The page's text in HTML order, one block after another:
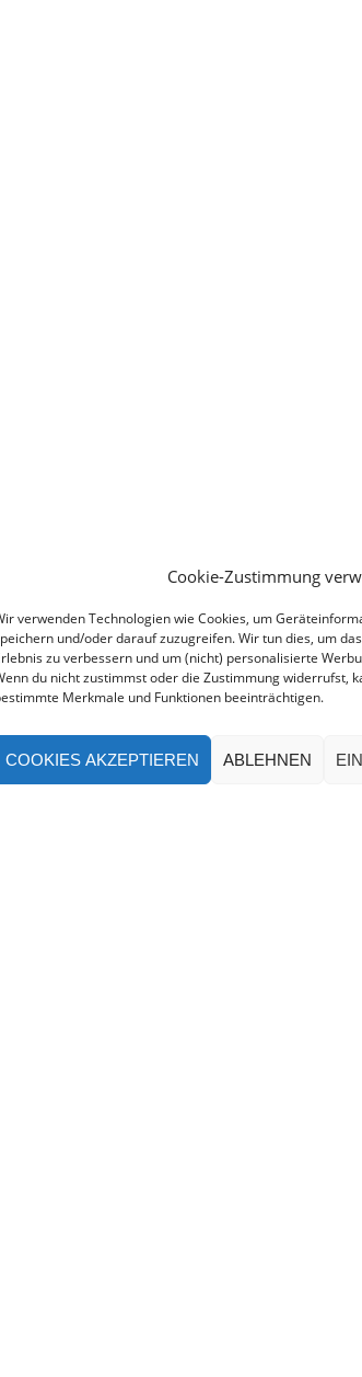
Cookie-Zustimmung
verwenden Technologien wie Cookies, um
und/oder darauf zuzugreifen. Wir tun dies, um
zu verbessern und um (nicht) personalisierte
du nicht zustimmst oder die Zustimmung widerrufst,
Merkmale und Funktionen beeinträchtigen.
COOKIES AKZEPTIEREN ABLEHNEN